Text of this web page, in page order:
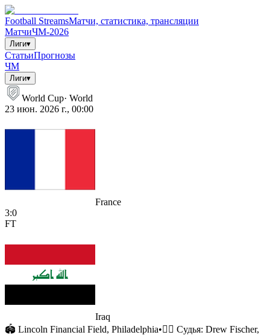
Football StreamsМатчи, статистика, трансляции
МатчиЧМ-2026
Лиги▾
СтатьиПрогнозы
ЧМ
Лиги▾
World Cup· World
23 июн. 2026 г., 00:00
France
3:0
FT
Iraq
🏟 Lincoln Financial Field, Philadelphia•🧑‍⚖️ Судья: Drew Fischer,